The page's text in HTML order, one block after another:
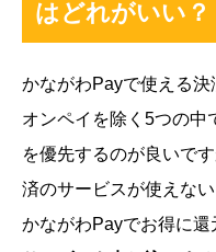
はどれがいい？
かながわPayで使える
オンペイを除く5つの中
を優先するのが良いで
済のサービスが使えない
かながわPayでお得に還